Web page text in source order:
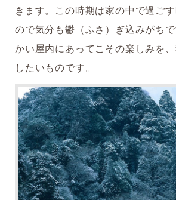
きます。この時期は家の中で過ご
ので気分も鬱（ふさ）ぎ込みがち
かい屋内にあってこその楽しみを
したいものです。